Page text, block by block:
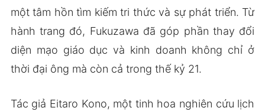
một tâm hồn tìm kiếm tri thức và sự phát triển. Từ
hành trang đó, Fukuzawa đã góp phần thay đổi
diện mạo giáo dục và kinh doanh không chỉ ở
thời đại ông mà còn cả trong thế kỷ 21.
Tác giả Eitaro Kono, một tinh hoa nghiên cứu lịch